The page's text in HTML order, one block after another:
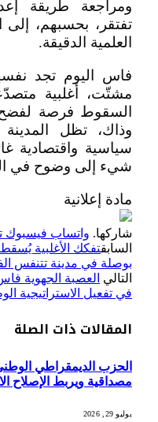
ومراجعة طريقة
تفتقر، بحسبهم، إلى
العلمية الدقيقة.
فاس اليوم تجد
مشتّت، أغلبية
السقوط فرصة لفضح
وذاك، تظل
سياسية واقتصادية
شيء إلى وضوح في
مادة إعلانية
شاركها. واتساب فيسبوك
السابق
بوصلة في مدينة تتنفس
التالي العصبة الجهوية
في تفعيل الاستراتيجية
المقالات ذات الصلة
الحزب الديمقراطي
مصداقية ويربط الإصلاح
يوليو 29, 2026